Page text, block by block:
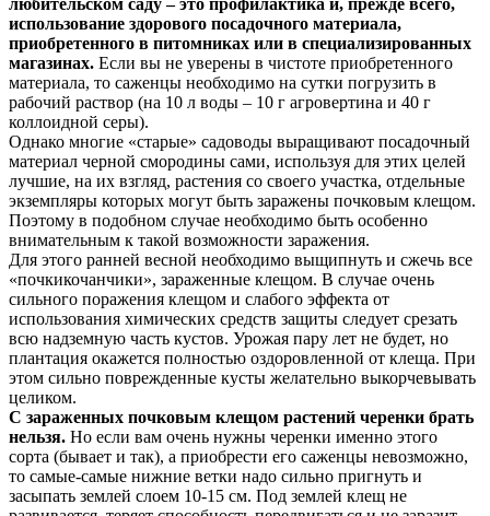
использование здорового посадочного материала,
приобретенного в питомниках или в специализированных
магазинах. Если вы не уверены в чистоте приобретенного
материала, то саженцы необходимо на сутки погрузить в
рабочий раствор (на 10 л воды – 10 г агровертина и 40 г
коллоидной серы).
Однако многие «старые» садоводы выращивают посадочный
материал черной смородины сами, используя для этих целей
лучшие, на их взгляд, растения со своего участка, отдельные
экземпляры которых могут быть заражены почковым клещом.
Поэтому в подобном случае необходимо быть особенно
внимательным к такой возможности заражения.
Для этого ранней весной необходимо выщипнуть и сжечь все
«почки­кочанчики», зараженные клещом. В случае очень
сильного поражения клещом и слабого эффекта от
использования химических средств защиты следует срезать
всю надземную часть кустов. Урожая пару лет не будет, но
плантация окажется полностью оздоровленной от клеща. При
этом сильно поврежденные кусты желательно выкорчевывать
целиком.
С зараженных почковым клещом растений черенки брать
нельзя. Но если вам очень нужны черенки именно этого
сорта (бывает и так), а приобрести его саженцы невозможно,
то самые-­самые нижние ветки надо сильно пригнуть и
засыпать землей слоем 10-15 см. Под землей клещ не